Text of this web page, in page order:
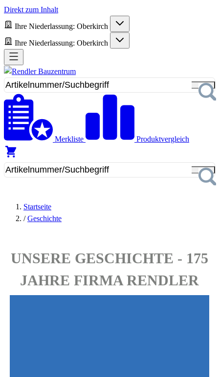
Direkt zum Inhalt
Ihre Niederlassung: Oberkirch
Ihre Niederlassung: Oberkirch
Merkliste Produktvergleich
Startseite
/ Geschichte
UNSERE GESCHICHTE - 175
JAHRE FIRMA RENDLER